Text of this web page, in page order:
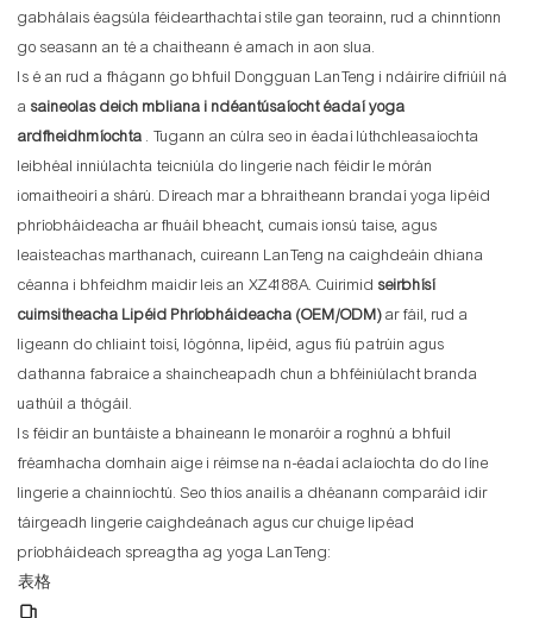
gabhálais éagsúla féidearthachtaí stíle gan teorainn, rud a chinntíonn
go seasann an té a chaitheann é amach in aon slua.
Is é an rud a fhágann go bhfuil Dongguan LanTeng i ndáiríre difriúil ná
a saineolas deich mbliana i ndéantúsaíocht éadaí yoga
ardfheidhmíochta . Tugann an cúlra seo in éadaí lúthchleasaíochta
leibhéal inniúlachta teicniúla do lingerie nach féidir le mórán
iomaitheoirí a shárú. Díreach mar a bhraitheann brandaí yoga lipéid
phríobháideacha ar fhuáil bheacht, cumais ionsú taise, agus
leaisteachas marthanach, cuireann LanTeng na caighdeáin dhiana
céanna i bhfeidhm maidir leis an XZ4188A. Cuirimid seirbhísí
cuimsitheacha Lipéid Phríobháideacha (OEM/ODM)ar fáil, rud a
ligeann do chliaint toisí, lógónna, lipéid, agus fiú patrúin agus
dathanna fabraice a shaincheapadh chun a bhféiniúlacht branda
uathúil a thógáil.
Is féidir an buntáiste a bhaineann le monaróir a roghnú a bhfuil
fréamhacha domhain aige i réimse na n-éadaí aclaíochta do do líne
lingerie a chainníochtú. Seo thíos anailís a dhéanann comparáid idir
táirgeadh lingerie caighdeánach agus cur chuige lipéad
príobháideach spreagtha ag yoga LanTeng:
表格